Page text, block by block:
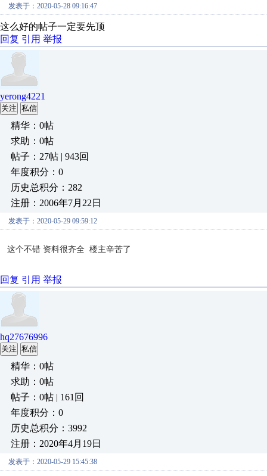
发表于：2020-05-28 09:16:47
这么好的帖子一定要先顶
回复 引用 举报
yerong4221
关注 私信
精华：0帖
求助：0帖
帖子：27帖 | 943回
年度积分：0
历史总积分：282
注册：2006年7月22日
发表于：2020-05-29 09:59:12
这个不错 资料很齐全 楼主辛苦了
回复 引用 举报
hq27676996
关注 私信
精华：0帖
求助：0帖
帖子：0帖 | 161回
年度积分：0
历史总积分：3992
注册：2020年4月19日
发表于：2020-05-29 15:45:38